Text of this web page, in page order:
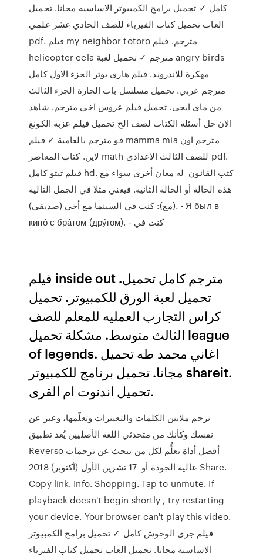
كامل ✓ تحميل برامج الكمبيوتر الاساسيه مجانا. تحميل
العاب تحميل كتاب الفيزياء للصف الحادي عشر علمي
pdf. فيلم my neighbor totoro مترجم. فيلم
helicopter eela مترجم ✓ تحميل لعبة angry birds
مهكرة للاندرويد. فيلم هاري بوتر الجزء الاول كامل
مترجم عربي. تحميل مسلسل باب الحارة الجزء الثالث
من ماى ايجى. تحميل فيلم عروس اخي مترجم. شاهد
الان حل أسئلة الكتاب لصف الح تحميل فيلم عزبة الكونغ
فو مترجم بالعامية ✓ فيلم mamma mia مترجم اون
لاين. كتاب المعاصر math للصف الثالث الاعدادى pdf.
فيلم تيتو كامل hd. كتب القانون له معان أخرى سواء مع
هذه الحالة أو الحالة الثانية. فيعني مثلا في الجمل التالية
(مع): كنت في السينما مع أخي (صديقي). - Я был в
кино́ с бра́том (дру́гом). - كنت في
فيلم inside out مترجم كامل تحميل.
تحميل لعبة الورق للكمبيوتر. تحميل
كراس التجارب العمليه للمعلم للصف
الثالث متوسط. مشكلة تحميل league
of legends. اغاني محمد طه تحميل
مجانا. تحميل برنامج للكمبيوتر shareit.
تحميل اندنوت ام القرى.
ترجم ملايين الكلمات والتعبيرات وتعلّمها، وعبر عن
نفسك وكأنك من متحدثي اللغة الأصليين يُعد تطبيق
Reverso أفضل أداة تعلُّم لكل من يبحث عن ترجمات
عالية الجودة أو 17 تشرين الأول (أكتوبر) 2018 Share.
Copy link. Info. Shopping. Tap to unmute. If
playback doesn't begin shortly , try restarting
your device. Your browser can't play this video.
فيلم جرى الوحوش كامل ✓ تحميل برامج الكمبيوتر
الاساسيه مجانا. تحميل العاب تحميل كتاب الفيزياء